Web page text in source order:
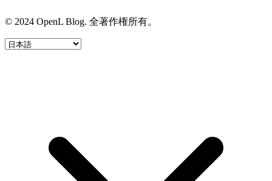
© 2024 OpenL Blog. 全著作権所有。